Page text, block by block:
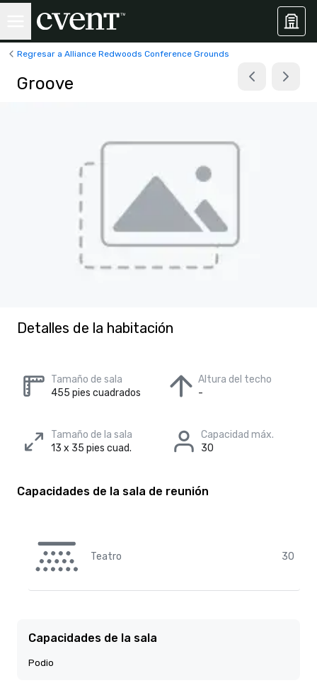
Regresar a Alliance Redwoods Conference Grounds
Groove
Detalles de la habitación
Tamaño de sala
455 pies cuadrados
Altura del techo
-
Tamaño de la sala
13 x 35 pies cuad.
Capacidad máx.
30
Capacidades de la sala de reunión
Teatro 30
Capacidades de la sala
Podio